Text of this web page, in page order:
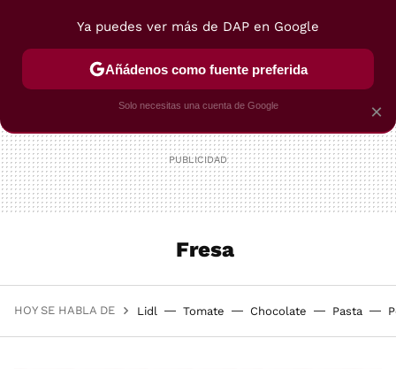
POSTRES VIAJES SELECCIÓN VEGUI
Fresa
HOY SE HABLA DE Lidl Tomate Chocolate Pasta
×
Ya puedes ver más de DAP en Google
Añádenos como fuente preferida
Solo necesitas una cuenta de Google